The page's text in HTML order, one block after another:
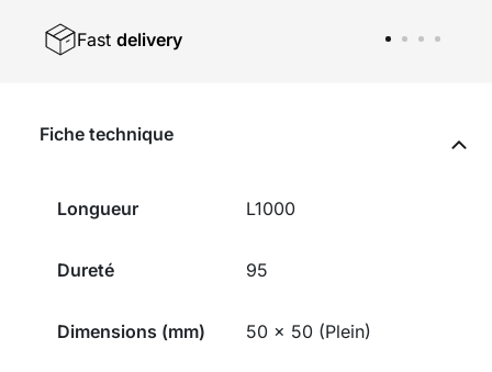
Fast delivery
Fiche technique
Longueur L1000
Dureté 95
Dimensions (mm) 50 x 50 (Plein)